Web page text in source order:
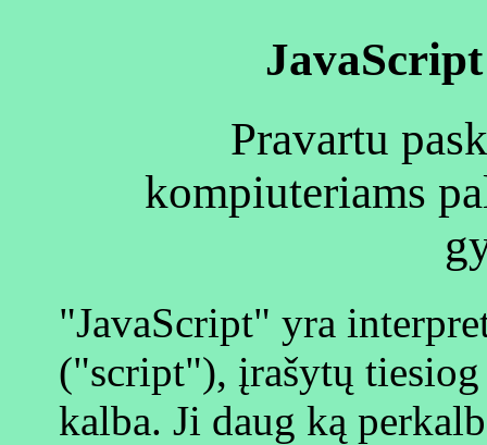
Pravartu
kompiuteriams
"JavaScript" yra
("script"), įrašytų
kalba. Ji daug ką